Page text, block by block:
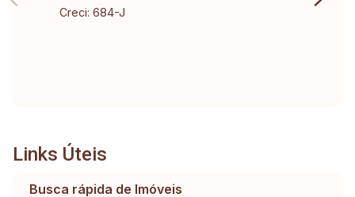
Creci: 684-J
Links Úteis
Busca rápida de Imóveis